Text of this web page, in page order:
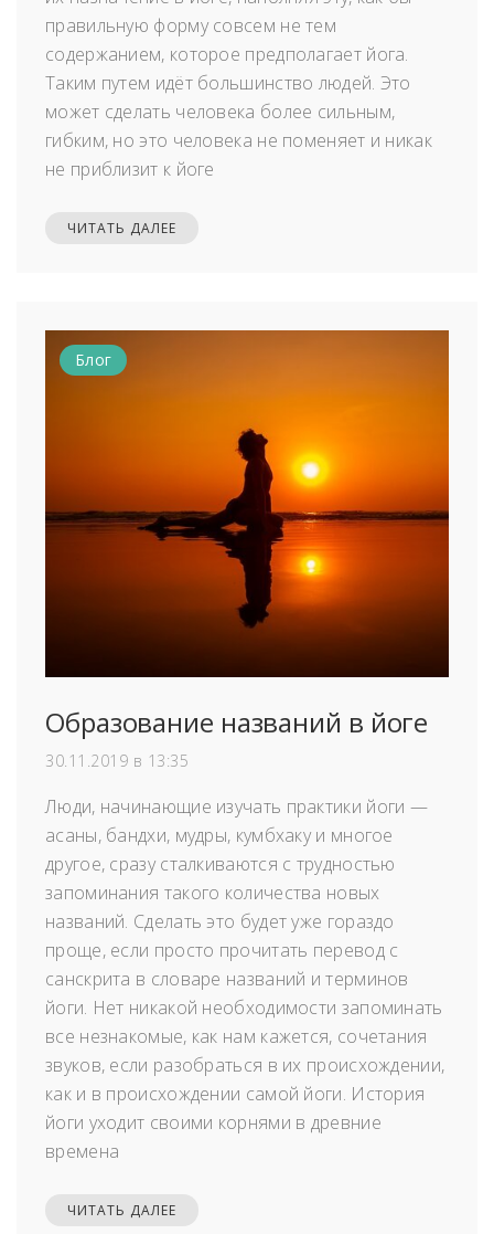
правильную форму совсем не тем
содержанием, которое предполагает йога.
Таким путем идёт большинство людей. Это
может сделать человека более сильным,
гибким, но это человека не поменяет и никак
не приблизит к йоге
ЧИТАТЬ ДАЛЕЕ
Блог
Образование названий в йоге
30.11.2019 в 13:35
Люди, начинающие изучать практики йоги —
асаны, бандхи, мудры, кумбхаку и многое
другое, сразу сталкиваются с трудностью
запоминания такого количества новых
названий. Сделать это будет уже гораздо
проще, если просто прочитать перевод с
санскрита в словаре названий и терминов
йоги. Нет никакой необходимости запоминать
все незнакомые, как нам кажется, сочетания
звуков, если разобраться в их происхождении,
как и в происхождении самой йоги. История
йоги уходит своими корнями в древние
времена
ЧИТАТЬ ДАЛЕЕ